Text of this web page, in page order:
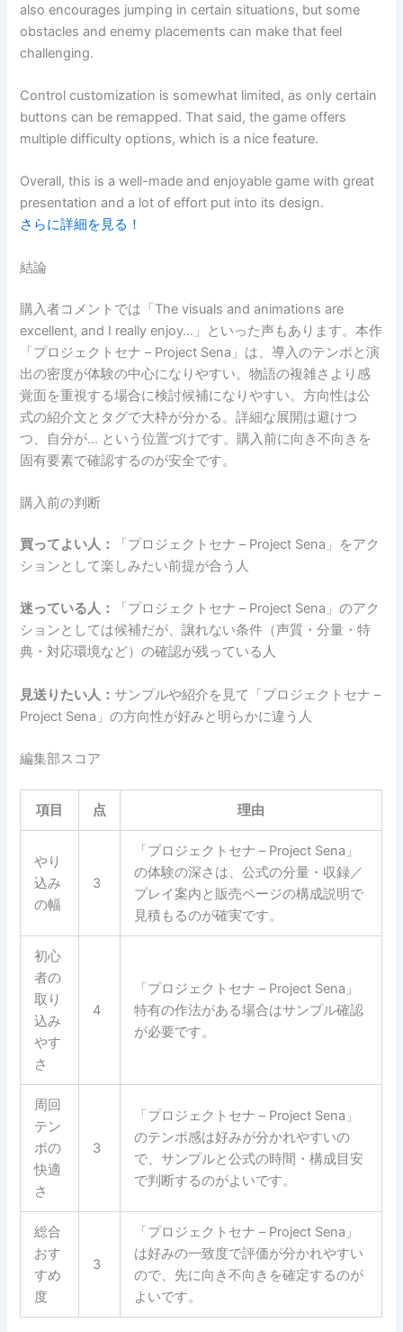
also encourages jumping in certain situations, but some
obstacles and enemy placements can make that feel
challenging.
Control customization is somewhat limited, as only certain
buttons can be remapped. That said, the game offers
multiple difficulty options, which is a nice feature.
Overall, this is a well-made and enjoyable game with great
presentation and a lot of effort put into its design.
さらに詳細を見る！
結論
購入者コメントでは「The visuals and animations are
excellent, and I really enjoy…」といった声もあります。本作
「プロジェクトセナ – Project Sena」は、導入のテンポと演
出の密度が体験の中心になりやすい。物語の複雑さより感
覚面を重視する場合に検討候補になりやすい。方向性は公
式の紹介文とタグで大枠が分かる。詳細な展開は避けつ
つ、自分が… という位置づけです。購入前に向き不向きを
固有要素で確認するのが安全です。
購入前の判断
買ってよい人：
「プロジェクトセナ – Project Sena」をアク
ションとして楽しみたい前提が合う人
迷っている人：
「プロジェクトセナ – Project Sena」のアク
ションとしては候補だが、譲れない条件（声質・分量・特
典・対応環境など）の確認が残っている人
見送りたい人：サンプルや紹介を見て「プロジェクトセナ –
Project Sena」の方向性が好みと明らかに違う人
編集部スコア
項目 点 理由
やり
込み
の幅
3
「プロジェクトセナ – Project Sena」
の体験の深さは、公式の分量・収録／
プレイ案内と販売ページの構成説明で
見積もるのが確実です。
初心
者の
取り
込み
やす
さ
4
「プロジェクトセナ – Project Sena」
特有の作法がある場合はサンプル確認
が必要です。
周回
テン
ポの
快適
さ
3
「プロジェクトセナ – Project Sena」
のテンポ感は好みが分かれやすいの
で、サンプルと公式の時間・構成目安
で判断するのがよいです。
総合
おす
すめ
度
3
「プロジェクトセナ – Project Sena」
は好みの一致度で評価が分かれやすい
ので、先に向き不向きを確定するのが
よいです。